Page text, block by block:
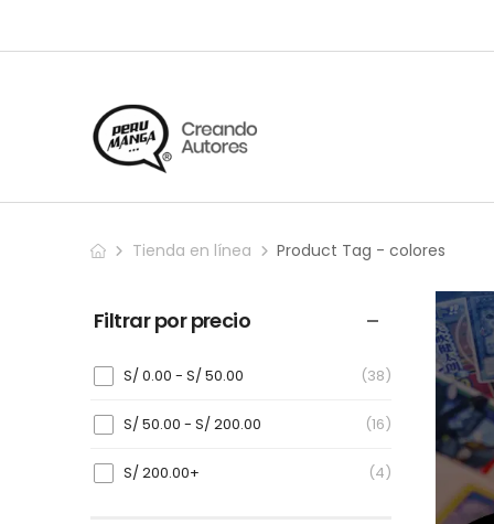
Tienda en línea Product Tag - colores
Filtrar por precio
S/0.00 - S/50.00 (38)
S/50.00 - S/200.00 (16)
S/200.00+ (4)